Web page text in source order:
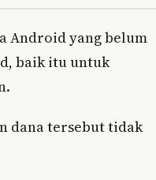
Android yang belum
baik itu untuk
dana tersebut tidak